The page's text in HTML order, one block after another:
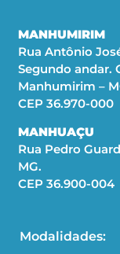
MANHUMIRIM
Rua Antônio
Segundo andar.
Manhumirim –
CEP 36.970-000
MANHUAÇU
Rua Pedro
MG.
CEP 36.900-004
Modalidades: